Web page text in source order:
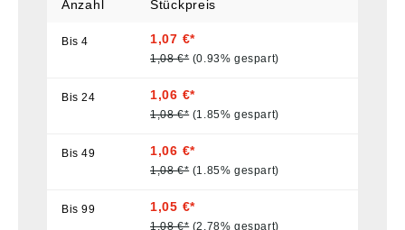
Anzahl Stückpreis
Bis4 1,07 €*
1,08 €* (0.93% gespart)
Bis24 1,06 €*
1,08 €* (1.85% gespart)
Bis49 1,06 €*
1,08 €* (1.85% gespart)
Bis99 1,05 €*
1,08 €* (2.78% gespart)